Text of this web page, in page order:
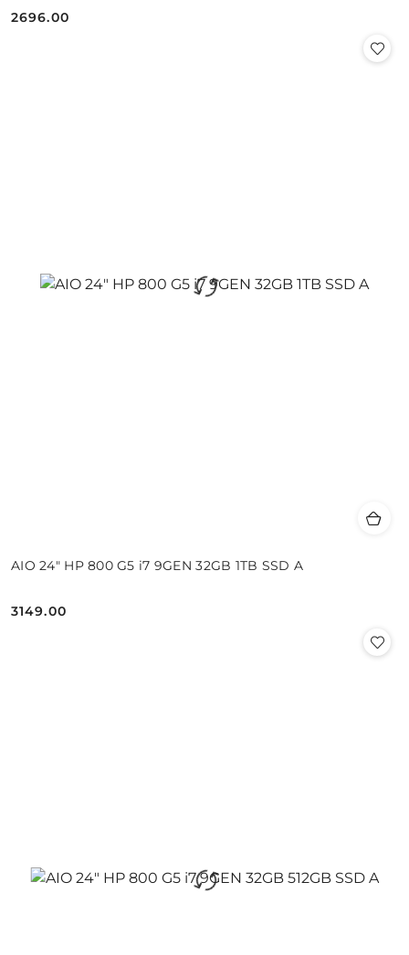
Cena:
2696.00
AIO 24" HP 800 G5 i7 9GEN 32GB 1TB SSD A
Cena:
3149.00